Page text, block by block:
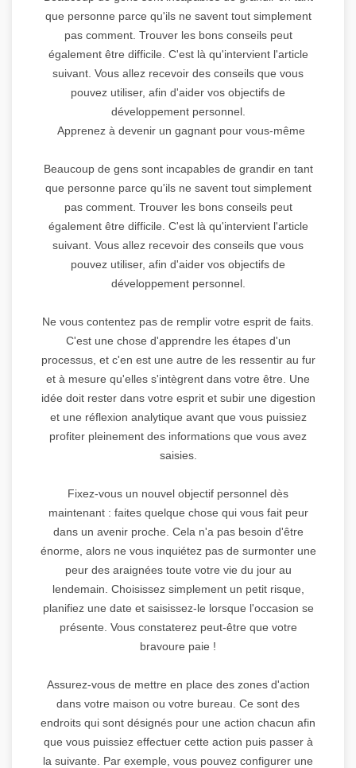
que personne parce qu'ils ne savent tout simplement
pas comment. Trouver les bons conseils peut
également être difficile. C'est là qu'intervient l'article
suivant. Vous allez recevoir des conseils que vous
pouvez utiliser, afin d'aider vos objectifs de
développement personnel.
Apprenez à devenir un gagnant pour vous-même
Beaucoup de gens sont incapables de grandir en tant
que personne parce qu'ils ne savent tout simplement
pas comment. Trouver les bons conseils peut
également être difficile. C'est là qu'intervient l'article
suivant. Vous allez recevoir des conseils que vous
pouvez utiliser, afin d'aider vos objectifs de
développement personnel.
Ne vous contentez pas de remplir votre esprit de faits.
C'est une chose d'apprendre les étapes d'un
processus, et c'en est une autre de les ressentir au fur
et à mesure qu'elles s'intègrent dans votre être. Une
idée doit rester dans votre esprit et subir une digestion
et une réflexion analytique avant que vous puissiez
profiter pleinement des informations que vous avez
saisies.
Fixez-vous un nouvel objectif personnel dès
maintenant : faites quelque chose qui vous fait peur
dans un avenir proche. Cela n'a pas besoin d'être
énorme, alors ne vous inquiétez pas de surmonter une
peur des araignées toute votre vie du jour au
lendemain. Choisissez simplement un petit risque,
planifiez une date et saisissez-le lorsque l'occasion se
présente. Vous constaterez peut-être que votre
bravoure paie !
Assurez-vous de mettre en place des zones d'action
dans votre maison ou votre bureau. Ce sont des
endroits qui sont désignés pour une action chacun afin
que vous puissiez effectuer cette action puis passer à
la suivante. Par exemple, vous pouvez configurer une